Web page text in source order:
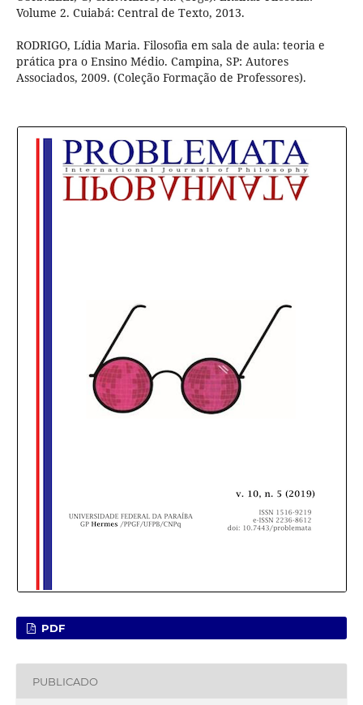
Volume 2. Cuiabá: Central de Texto, 2013.
RODRIGO, Lídia Maria. Filosofia em sala de aula: teoria e
prática pra o Ensino Médio. Campina, SP: Autores
Associados, 2009. (Coleção Formação de Professores).
PDF
PUBLICADO